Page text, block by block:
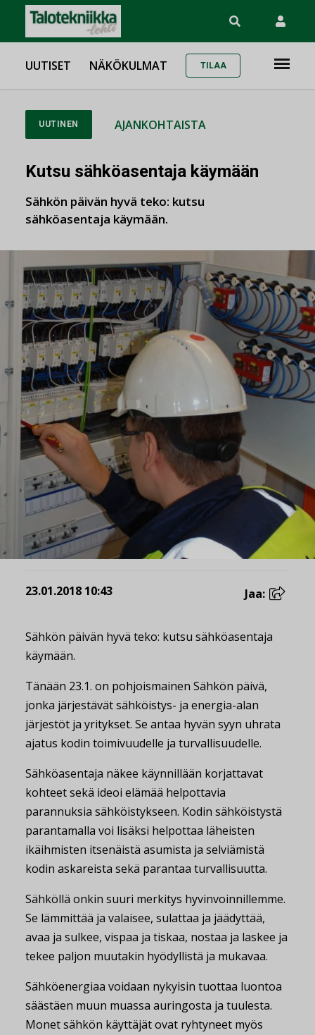
UUTISET NÄKÖKULMAT TILAA
UUTINEN AJANKOHTAISTA
Kutsu sähköasentaja käymään
Sähkön päivän hyvä teko: kutsu
sähköasentaja käymään.
23.01.2018 10:43 Jaa:
Sähkön päivän hyvä teko: kutsu sähköasentaja
käymään.
Tänään 23.1. on pohjoismainen Sähkön päivä,
jonka järjestävät sähköistys- ja energia-alan
järjestöt ja yritykset. Se antaa hyvän syyn uhrata
ajatus kodin toimivuudelle ja turvallisuudelle.
Sähköasentaja näkee käynnillään korjattavat
kohteet sekä ideoi elämää helpottavia
parannuksia sähköistykseen. Kodin sähköistystä
parantamalla voi lisäksi helpottaa läheisten
ikäihmisten itsenäistä asumista ja selviämistä
kodin askareista sekä parantaa turvallisuutta.
Sähköllä onkin suuri merkitys hyvinvoinnillemme.
Se lämmittää ja valaisee, sulattaa ja jäädyttää,
avaa ja sulkee, vispaa ja tiskaa, nostaa ja laskee ja
tekee paljon muutakin hyödyllistä ja mukavaa.
Sähköenergiaa voidaan nykyisin tuottaa luontoa
säästäen muun muassa auringosta ja tuulesta.
Monet sähkön käyttäjät ovat ryhtyneet myös